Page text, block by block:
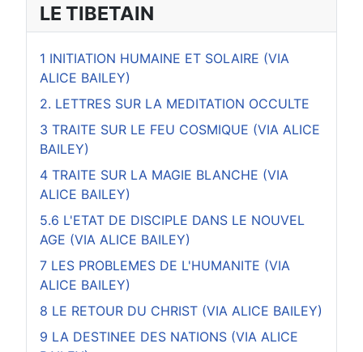
LE TIBETAIN
1 INITIATION HUMAINE ET SOLAIRE (VIA
ALICE BAILEY)
2. LETTRES SUR LA MEDITATION OCCULTE
3 TRAITE SUR LE FEU COSMIQUE (VIA ALICE
BAILEY)
4 TRAITE SUR LA MAGIE BLANCHE (VIA
ALICE BAILEY)
5.6 L'ETAT DE DISCIPLE DANS LE NOUVEL
AGE (VIA ALICE BAILEY)
7 LES PROBLEMES DE L'HUMANITE (VIA
ALICE BAILEY)
8 LE RETOUR DU CHRIST (VIA ALICE BAILEY)
9 LA DESTINEE DES NATIONS (VIA ALICE